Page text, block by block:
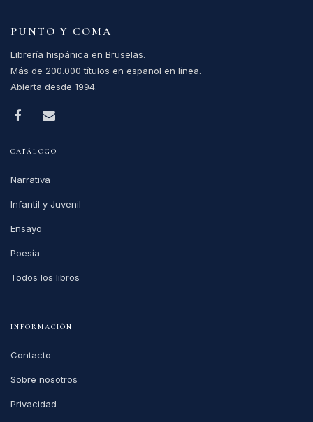
PUNTO Y COMA
Librería hispánica en Bruselas.
Más de 200.000 títulos en español en línea.
Abierta desde 1994.
CATÁLOGO
Narrativa
Infantil y Juvenil
Ensayo
Poesía
Todos los libros
INFORMACIÓN
Contacto
Sobre nosotros
Privacidad